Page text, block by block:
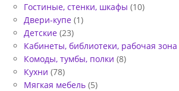
E
A
Гостиные, стенки, шкафы (10)
Двери-купе (1)
Детские (23)
Кабинеты, библиотеки, рабочая зона
Комоды, тумбы, полки (8)
Кухни (78)
Мягкая мебель (5)